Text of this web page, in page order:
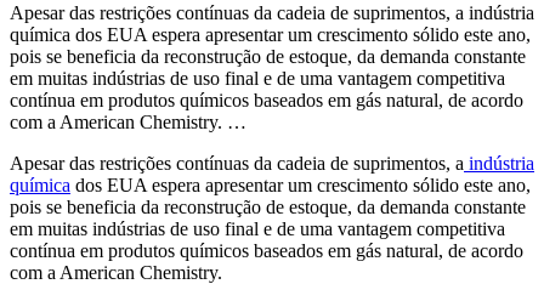
Apesar das restrições contínuas da cadeia de suprimentos, a indústria
química dos EUA espera apresentar um crescimento sólido este ano,
pois se beneficia da reconstrução de estoque, da demanda constante
em muitas indústrias de uso final e de uma vantagem competitiva
contínua em produtos químicos baseados em gás natural, de acordo
com a American Chemistry. …
Apesar das restrições contínuas da cadeia de suprimentos, a indústria
química dos EUA espera apresentar um crescimento sólido este ano,
pois se beneficia da reconstrução de estoque, da demanda constante
em muitas indústrias de uso final e de uma vantagem competitiva
contínua em produtos químicos baseados em gás natural, de acordo
com a American Chemistry.